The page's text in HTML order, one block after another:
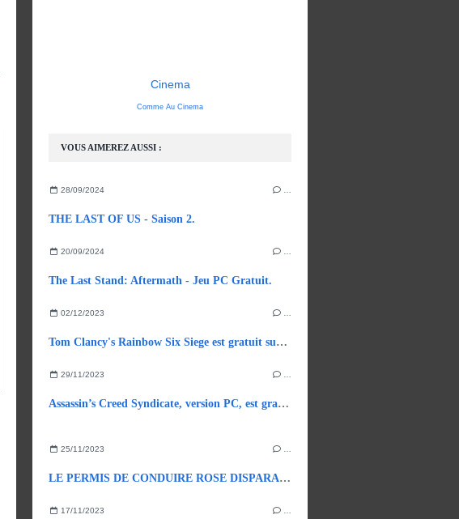
VOUS AIMEREZ AUSSI :
28/09/2024
THE LAST OF US - Saison 2.
20/09/2024
The Last Stand: Aftermath - Jeu PC Gratuit.
02/12/2023
Tom Clancy's Rainbow Six Siege est gratuit sur Steam.
29/11/2023
Assassin’s Creed Syndicate, version PC, est gratuit sur UBISOFT.
25/11/2023
LE PERMIS DE CONDUIRE ROSE DISPARAIT EN 2033.
17/11/2023
Cinema
Comme Au Cinema